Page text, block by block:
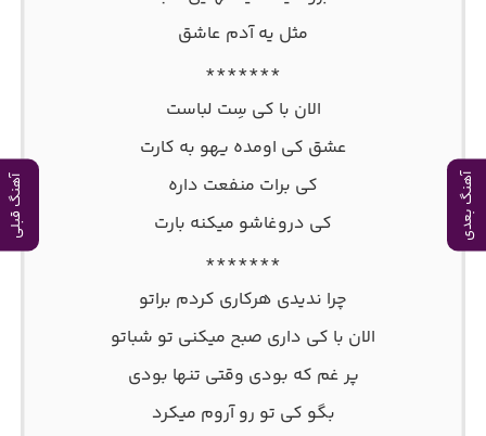
آهنگ بعدی آهنگ قبلی
مثل یه آدم عاشق
*******
الان با کی سِت لباست
عشق کی اومده یهو به کارت
کی برات منفعت داره
کی دروغاشو میکنه بارت
*******
چرا ندیدی هرکاری کردم براتو
الان با کی داری صبح میکنی تو شباتو
پر غم که بودی وقتی تنها بودی
بگو کی تو رو آروم میکرد